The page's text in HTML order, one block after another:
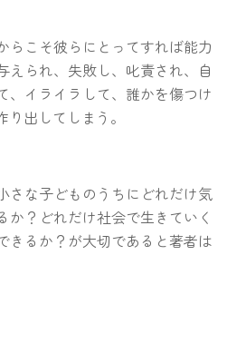
らこそ彼らにとってすれば能力
えられ、失敗し、叱責され、自
、イライラして、誰かを傷つけ
出してしまう。
さな子どものうちにどれだけ気
か？どれだけ社会で生きていく
きるか？が大切であると著者は